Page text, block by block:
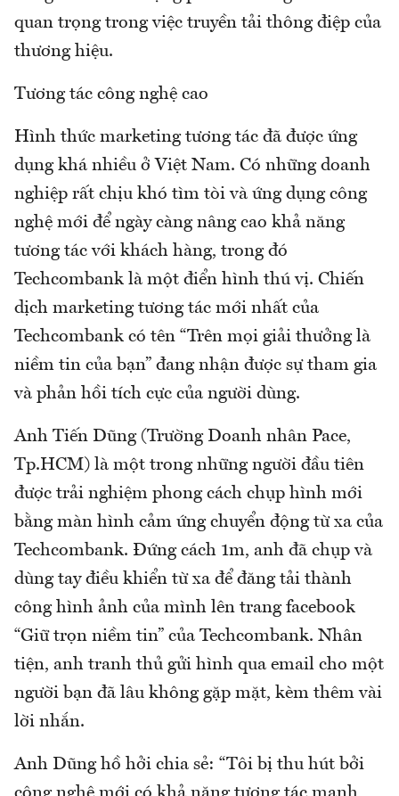
quan trọng trong việc truyền tải thông điệp của
thương hiệu.
Tương tác công nghệ cao
Hình thức marketing tương tác đã được ứng
dụng khá nhiều ở Việt Nam. Có những doanh
nghiệp rất chịu khó tìm tòi và ứng dụng công
nghệ mới để ngày càng nâng cao khả năng
tương tác với khách hàng, trong đó
Techcombank là một điển hình thú vị. Chiến
dịch marketing tương tác mới nhất của
Techcombank có tên “Trên mọi giải thưởng là
niềm tin của bạn” đang nhận được sự tham gia
và phản hồi tích cực của người dùng.
Anh Tiến Dũng (Trường Doanh nhân Pace,
Tp.HCM) là một trong những người đầu tiên
được trải nghiệm phong cách chụp hình mới
bằng màn hình cảm ứng chuyển động từ xa của
Techcombank. Đứng cách 1m, anh đã chụp và
dùng tay điều khiển từ xa để đăng tải thành
công hình ảnh của mình lên trang facebook
“Giữ trọn niềm tin” của Techcombank. Nhân
tiện, anh tranh thủ gửi hình qua email cho một
người bạn đã lâu không gặp mặt, kèm thêm vài
lời nhắn.
Anh Dũng hồ hởi chia sẻ: “Tôi bị thu hút bởi